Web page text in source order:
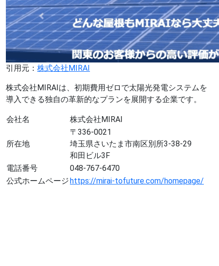
引用元： 株式会社MIRAI
株式会社MIRAIは、初期費用ゼロで太陽光発電システムを
導入できる独自の革新的なプランを展開する企業です。
会社名 株式会社MIRAI
所在地
〒336-0021
埼玉県さいたま市南区別所3-38-29
和田ビル3F
電話番号
048-767-6470
公式ホームページhttps://mirai-tofuture.com/homepage/